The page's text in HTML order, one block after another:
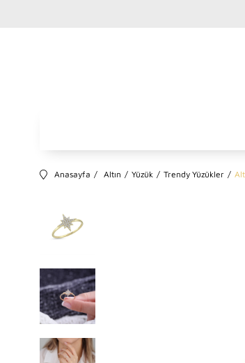
Anasayfa Altın Yüzük Trendy Yüzükler